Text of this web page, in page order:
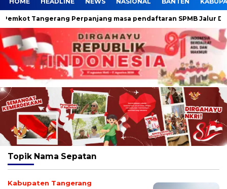
Tangerang Perpanjang masa pendaftaran SPMB Jalur
Topik Nama Sepatan
Kabupaten Tangerang